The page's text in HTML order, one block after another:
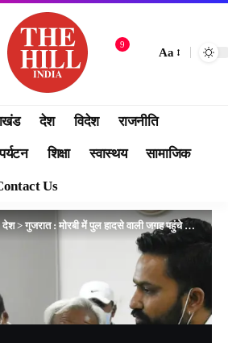
9
Aa
देश विदेश राजनीति
शिक्षा स्वास्थय सामाजिक
Us
देश> गुजरात : मोरबी में पुल हादसे वाली जगह पहुंचे मोदी, अस्पताल जाकर घायलों से की मुलाकात